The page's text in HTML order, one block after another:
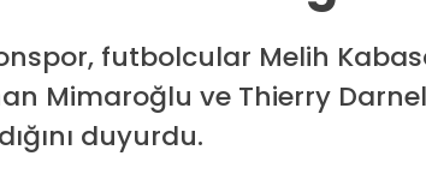
futbolcular Melih
Mimaroğlu ve Thierry
duyurdu.